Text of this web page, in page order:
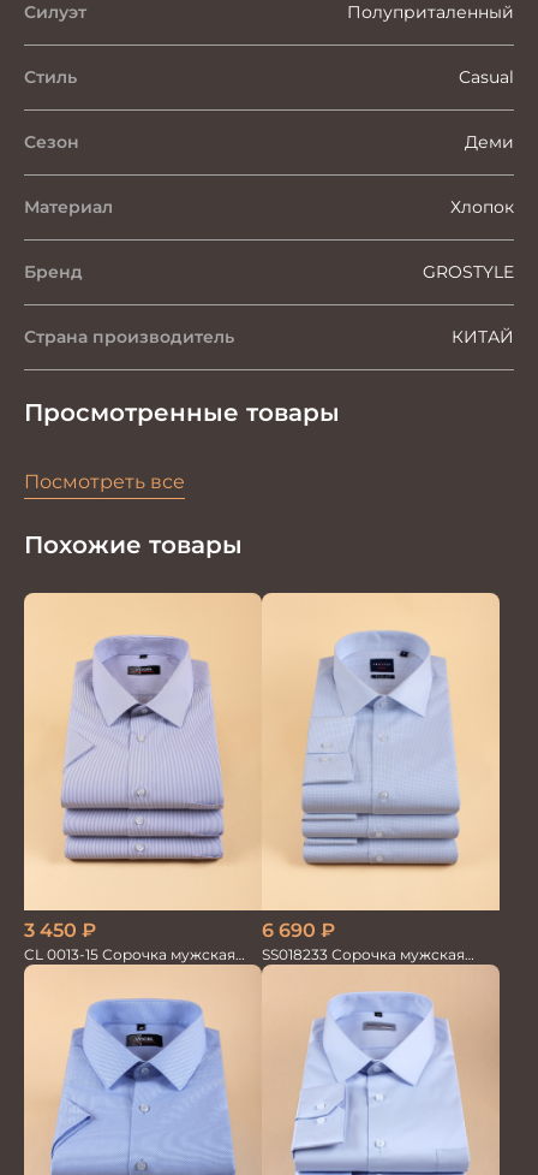
Силуэт Полуприталенный
Стиль Casual
Сезон Деми
Материал Хлопок
Бренд GROSTYLE
Страна производитель КИТАЙ
Просмотренные товары
Посмотреть все
Похожие товары
3 450 ₽
CL 0013-15 Сорочка мужская
короткий рукав
6 690 ₽
SS018233 Сорочка мужская
GROSTYLE TRENDY